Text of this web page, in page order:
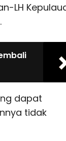
LH
dapat
tidak